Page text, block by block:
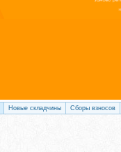
Новые складчины Сборы взносов